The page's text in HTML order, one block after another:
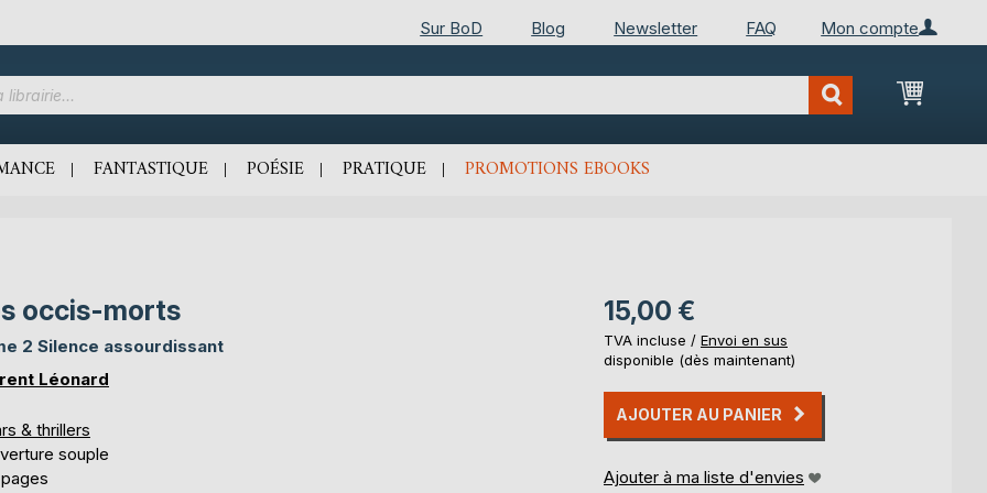
Mon compte
Sur BoD Blog Newsletter FAQ
Mon
FANTASTIQUE POÉSIE PRATIQUE PROMOTIONS EBOOKS
occis-morts
2 Silence assourdissant
Léonard
& thrillers
souple
15,00 €
TVA incluse / Envoi en sus
disponible (dès maintenant)
AJOUTER AU PANIER
Ajouter à ma liste d'envies